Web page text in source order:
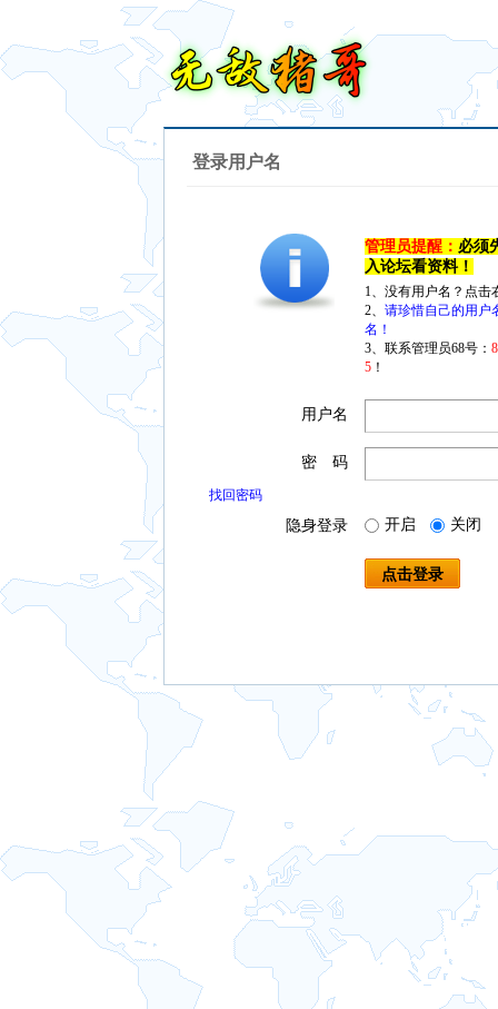
登录用户名
管理员提醒： 必须
入论坛看资料！
1、没有用户名？点
2、 请珍惜自己的用户
名！
3、联系管理员68号：
5 ！
用户名
密 码
找回密码
隐身登录 开启 关闭
点击登录